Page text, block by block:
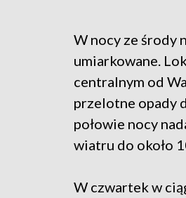
W nocy ze środy
umiarkowane.
centralnym od
przelotne opady
połowie nocy
wiatru do około
W czwartek w